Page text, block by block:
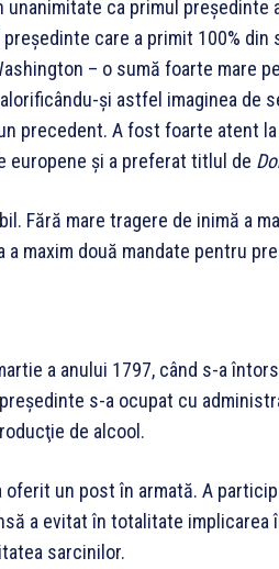
ca primul preşedinte
care a primit 100% din
– o sumă foarte mare
şi astfel imaginea de
precedent. A fost foarte atent la
europene şi a preferat titlul de
Fără mare tragere de inimă a
maxim două mandate pentru
a anului 1797, când s-a
s-a ocupat cu
de alcool.
un post în armată. A
a evitat în totalitate implicarea
sarcinilor.